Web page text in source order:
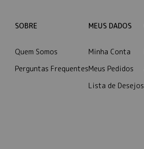
SOBRE
Quem Somos
Perguntas Frequentes
MEUS DADOS
Minha Conta
Meus Pedidos
Lista de Desejos